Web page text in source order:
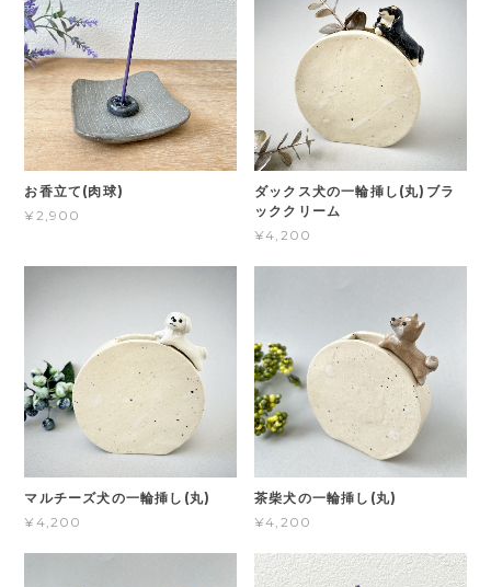
お香立て(肉球)
¥2,900
ダックス犬の一輪挿し(丸)ブラ
ッククリーム
¥4,200
マルチーズ犬の一輪挿し(丸)
¥4,200
茶柴犬の一輪挿し(丸)
¥4,200